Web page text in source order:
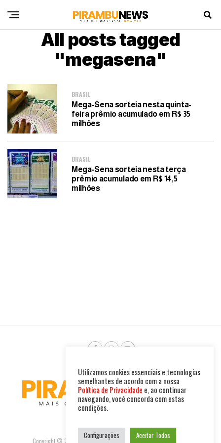
All posts tagged
"megasena"
BRASIL
Mega-Sena sorteia nesta quinta-
feira prêmio acumulado em R$ 35
milhões
BRASIL
Mega-Sena sorteia nesta terça
prêmio acumulado em R$ 14,5
milhões
Copyright © 2025. Todos os direitos reservados. PIRAMBU NEWS
Utilizamos cookies essenciais e tecnologias
semelhantes de acordo com a nossa
Política de Privacidade e, ao continuar
navegando, você concorda com estas
condições.
Configurações Aceitar Todos